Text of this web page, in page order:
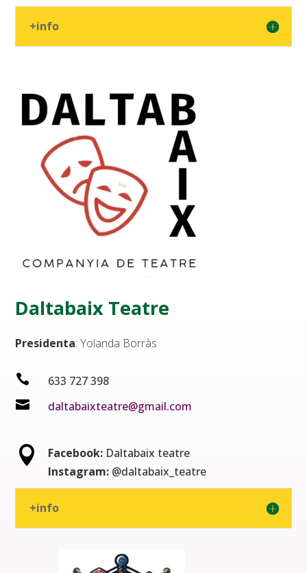
+info
Daltabaix Teatre
Presidenta: Yolanda Borràs
 633 727 398
 daltabaixteatre@gmail.com
 Facebook:Daltabaix teatre
Instagram: @daltabaix_teatre
+info